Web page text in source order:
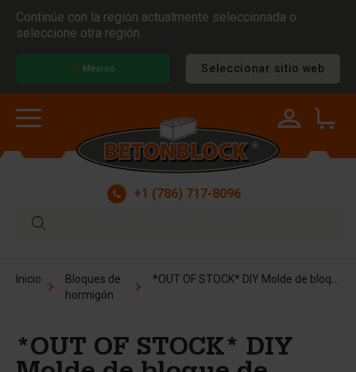
Continúe con la región actualmente seleccionada o
seleccione otra región.
México Seleccionar sitio web
+1 (786) 717-8096
Inicio
Bloques de
hormigón
*OUT OF STOCK* DIY Molde de bloque de hormigón - 16x8x8 in
*OUT OF STOCK* DIY